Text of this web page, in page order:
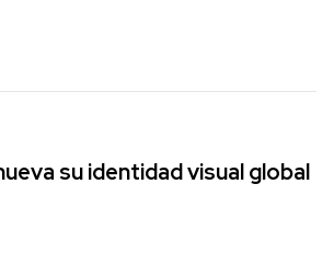
su identidad visual global